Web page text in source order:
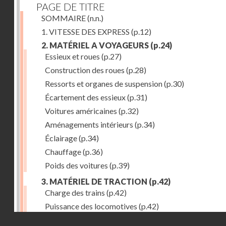
PAGE DE TITRE
SOMMAIRE(n.n.)
1. VITESSE DES EXPRESS (p.12)
2. MATÉRIEL A VOYAGEURS (p.24)
Essieux et roues (p.27)
Construction des roues (p.28)
Ressorts et organes de suspension(p.30)
Écartement des essieux(p.31)
Voitures américaines (p.32)
Aménagements intérieurs (p.34)
Éclairage(p.34)
Chauffage(p.36)
Poids des voitures (p.39)
3. MATÉRIEL DE TRACTION (p.42)
Charge des trains (p.42)
Puissance des locomotives (p.42)